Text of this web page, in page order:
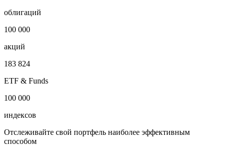
облигаций
100 000
акций
183 824
ETF & Funds
100 000
индексов
Отслеживайте свой портфель наиболее эффективным
способом